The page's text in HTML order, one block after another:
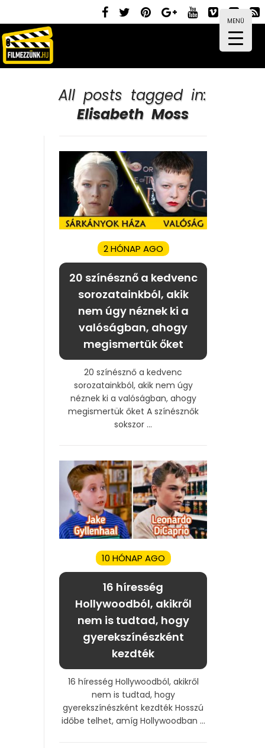
MENÜ
All posts tagged in:
Elisabeth Moss
2 HÓNAP AGO
20 színésznő a kedvenc
sorozatainkból, akik
nem úgy néznek ki a
valóságban, ahogy
megismertük őket
20 színésznő a kedvenc
sorozatainkból, akik nem úgy
néznek ki a valóságban, ahogy
megismertük őket A színésznők
sokszor ...
10 HÓNAP AGO
16 híresség
Hollywoodból, akikről
nem is tudtad, hogy
gyerekszínészként
kezdték
16 híresség Hollywoodból, akikről
nem is tudtad, hogy
gyerekszínészként kezdték Hosszú
időbe telhet, amíg Hollywoodban ...